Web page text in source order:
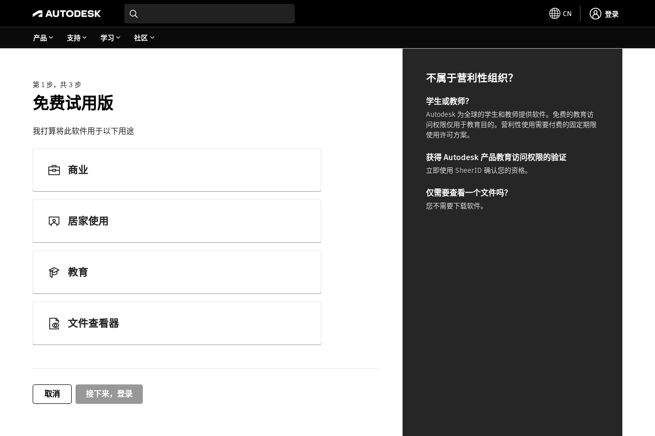
CN 登录
产品 支持 学习 社区
第 1 步，共 3 步
免费试用版
我打算将此软件用于以下用途
商业
居家使用
教育
文件查看器
取消 接下来，登录
不属于营利性组织？
学生或教师？
Autodesk 为全球的学生和教师提供软件。免费的教育访
问权限仅用于教育目的。营利性使用需要付费的固定期限
使用许可方案。
获得 Autodesk 产品教育访问权限的验证
立即使用 SheerID 确认您的资格。
仅需要查看一个文件吗？
您不需要下载软件。